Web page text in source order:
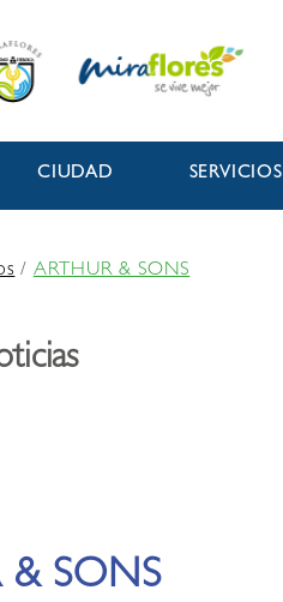
CIUDAD SERVICIOS
/ARTHUR & SONS
& SONS